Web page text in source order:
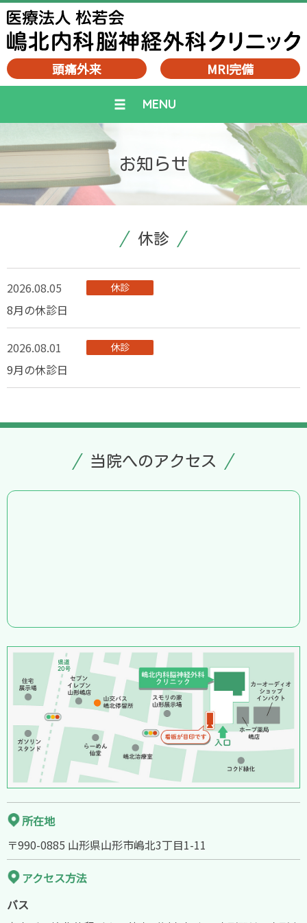
頭痛外来 MRI完備
ホーム
初めての方へ 受診される方へ
頭痛外来
MRI検査を受ける方へ
アクセス
お知らせ
休診
2026.08.05 休診
8月の休診日
2026.08.01 休診
9月の休診日
当院へのアクセス
所在地
〒990-0885 山形県山形市嶋北3丁目1-11
アクセス方法
バス